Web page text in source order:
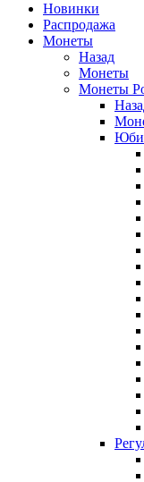
Новинки
Распродажа
Монеты
Назад
Монеты
Монеты